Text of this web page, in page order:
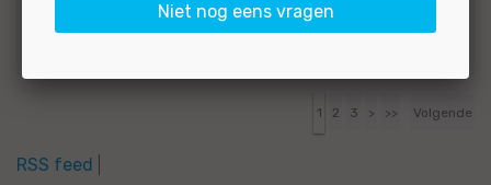
#MO|66163
1 2 3 > >> Volgende
RSS feed
Niet nog eens vragen